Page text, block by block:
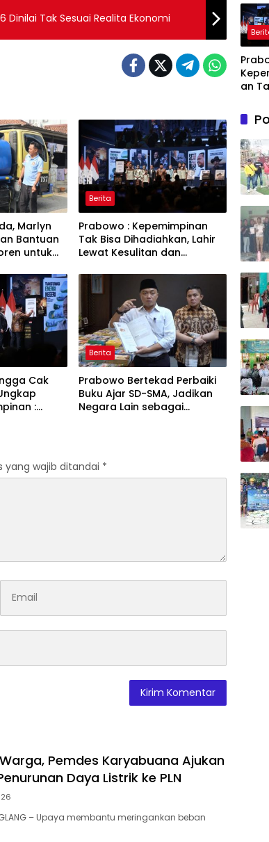
Dinilai Tak Sesuai Realita Ekonomi
Marlyn
Bantuan
untuk
Berita
Prabowo : Kepemimpinan
Tak Bisa Dihadiahkan, Lahir
Lewat Kesulitan dan
Cak
:
Berita
Prabowo Bertekad Perbaiki
Buku Ajar SD-SMA, Jadikan
Negara Lain sebagai
yang wajib ditandai *
Pemdes Karyabuana Ajukan
Daya Listrik ke PLN
– Upaya membantu meringankan beban
Daya
ke
an
Lahir
dan